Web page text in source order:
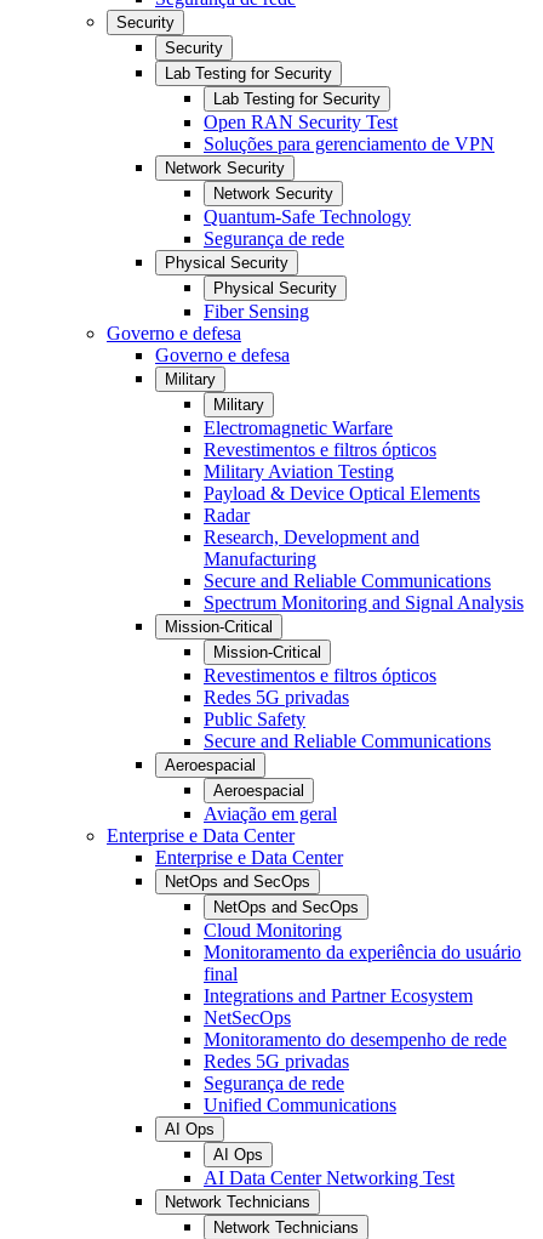
Security
Security
Lab Testing for Security
Lab Testing for Security
Open RAN Security Test
Soluções para gerenciamento de VPN
Network Security
Network Security
Quantum-Safe Technology
Segurança de rede
Physical Security
Physical Security
Fiber Sensing
Governo e defesa
Governo e defesa
Military
Military
Electromagnetic Warfare
Revestimentos e filtros ópticos
Military Aviation Testing
Payload & Device Optical Elements
Radar
Research, Development and
Manufacturing
Secure and Reliable Communications
Spectrum Monitoring and Signal Analysis
Mission-Critical
Mission-Critical
Revestimentos e filtros ópticos
Redes 5G privadas
Public Safety
Secure and Reliable Communications
Aeroespacial
Aeroespacial
Aviação em geral
Enterprise e Data Center
Enterprise e Data Center
NetOps and SecOps
NetOps and SecOps
Cloud Monitoring
Monitoramento da experiência do usuário
final
Integrations and Partner Ecosystem
NetSecOps
Monitoramento do desempenho de rede
Redes 5G privadas
Segurança de rede
Unified Communications
AI Ops
AI Ops
AI Data Center Networking Test
Network Technicians
Network Technicians